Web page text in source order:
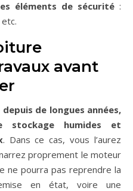
éléments de sécurité :
avant
de longues années,
stockage humides et
. Dans ce cas, vous l’aurez
proprement le moteur
ne pourra pas reprendre la
en état, voire une